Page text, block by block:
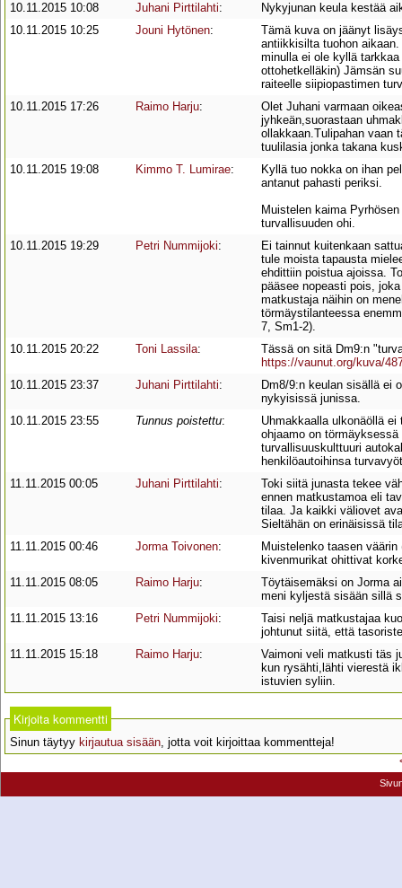
10.11.2015 10:08
Juhani Pirttilahti:
Nykyjunan keula kestää
10.11.2015 10:25
Jouni Hytönen:
Tämä kuva on jäänyt
antiikkisilta tuohon
minulla ei ole kyllä
ottohetkelläkin) Jämsän
raiteelle siipiopastimen
10.11.2015 17:26
Raimo Harju:
Olet Juhani varmaan
jyhkeän,suorastaan
ollakkaan.Tulipahan vaan
tuulilasia jonka takana
10.11.2015 19:08
Kimmo T. Lumirae:
Kyllä tuo nokka on ihan
antanut pahasti periksi.
Muistelen kaima
turvallisuuden ohi.
10.11.2015 19:29
Petri Nummijoki:
Ei tainnut kuitenkaan
tule moista tapausta
ehdittiin poistua ajoissa.
pääsee nopeasti pois,
matkustaja näihin on
törmäystilanteessa
7, Sm1-2).
10.11.2015 20:22
Toni Lassila:
Tässä on sitä Dm9:n
https://vaunut.org/kuva/
10.11.2015 23:37
Juhani Pirttilahti:
Dm8/9:n keulan sisällä ei
nykyisissä junissa.
10.11.2015 23:55
Tunnus poistettu:
Uhmakkaalla ulkonäöllä
ohjaamo on
turvallisuuskulttuuri
henkilöautoihinsa
11.11.2015 00:05
Juhani Pirttilahti:
Toki siitä junasta tekee
ennen matkustamoa eli
tilaa. Ja kaikki väliovet
Sieltähän on erinäisissä
11.11.2015 00:46
Jorma Toivonen:
Muistelenko taasen
kivenmurikat ohittivat
11.11.2015 08:05
Raimo Harju:
Töytäisemäksi on Jorma
meni kyljestä sisään sillä
11.11.2015 13:16
Petri Nummijoki:
Taisi neljä matkustajaa
johtunut siitä, että
11.11.2015 15:18
Raimo Harju:
Vaimoni veli matkusti täs
kun rysähti,lähti vierestä
istuvien syliin.
Kirjoita kommentti
Sinun täytyy kirjautua sisään, jotta voit kirjoittaa kommentteja!